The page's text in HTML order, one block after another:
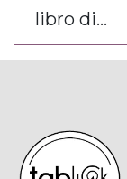
libro di...